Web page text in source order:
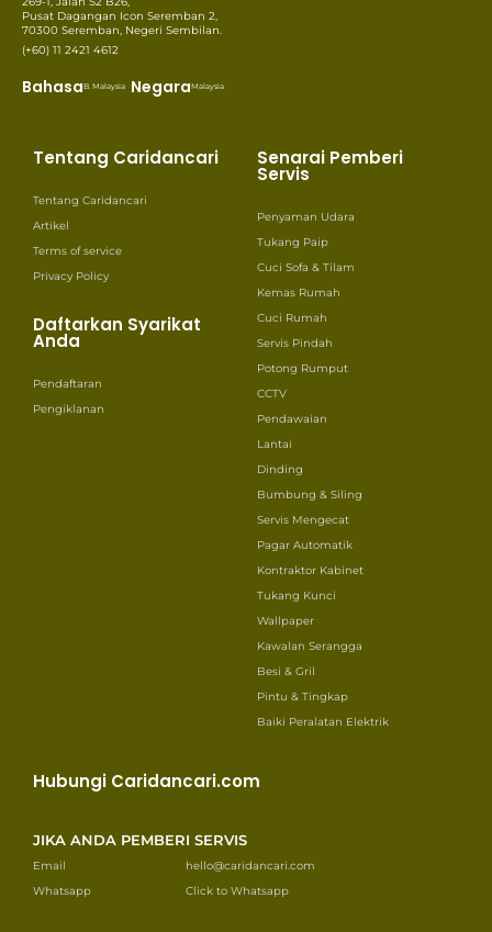
Pusat Dagangan Icon Seremban 2,
70300 Seremban, Negeri Sembilan.
(+60) 11 2421 4612
BahasaB. Malaysia NegaraMalaysia
Tentang Caridancari
Tentang Caridancari
Artikel
Terms of service
Privacy Policy
Daftarkan Syarikat
Anda
Pendaftaran
Pengiklanan
Senarai Pemberi
Servis
Penyaman Udara
Tukang Paip
Cuci Sofa & Tilam
Kemas Rumah
Cuci Rumah
Servis Pindah
Potong Rumput
CCTV
Pendawaian
Lantai
Dinding
Bumbung & Siling
Servis Mengecat
Pagar Automatik
Kontraktor Kabinet
Tukang Kunci
Wallpaper
Kawalan Serangga
Besi & Gril
Pintu & Tingkap
Baiki Peralatan Elektrik
Hubungi Caridancari.com
JIKA ANDA PEMBERI SERVIS
Email
hello@caridancari.com
Whatsapp
Click to Whatsapp